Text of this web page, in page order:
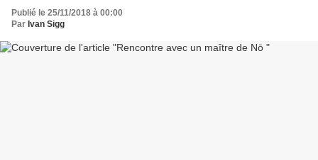
Publié le 25/11/2018 à 00:00
Par Ivan Sigg